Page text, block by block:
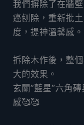
我們摒除了在牆
癌刨除，重新批
度，提神溫馨感
拆除木作後，整
大的效果。
玄關”藍星”六角
感🥰🥰